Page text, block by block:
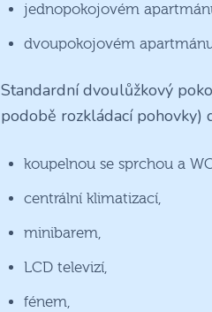
jednopokojovém
dvoupokojovém
Standardní dvoulůžkový
podobě rozkládací pohovky)
koupelnou se sprchou a
centrální klimatizací,
minibarem,
LCD televizí,
fénem,